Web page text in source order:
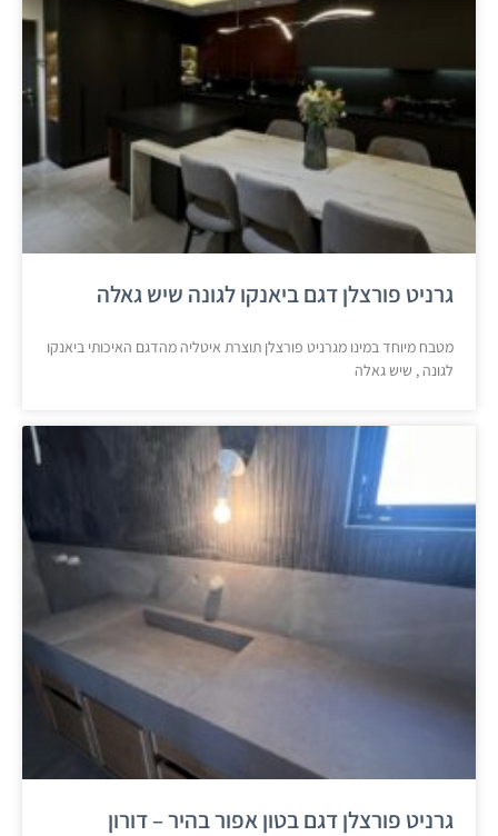
גרניט פורצלן דגם ביאנקו לגונה שיש גאלה
מטבח מיוחד במינו מגרניט פורצלן תוצרת איטליה מהדגם האיכותי ביאנקו
לגונה , שיש גאלה
גרניט פורצלן דגם בטון אפור בהיר – דורון